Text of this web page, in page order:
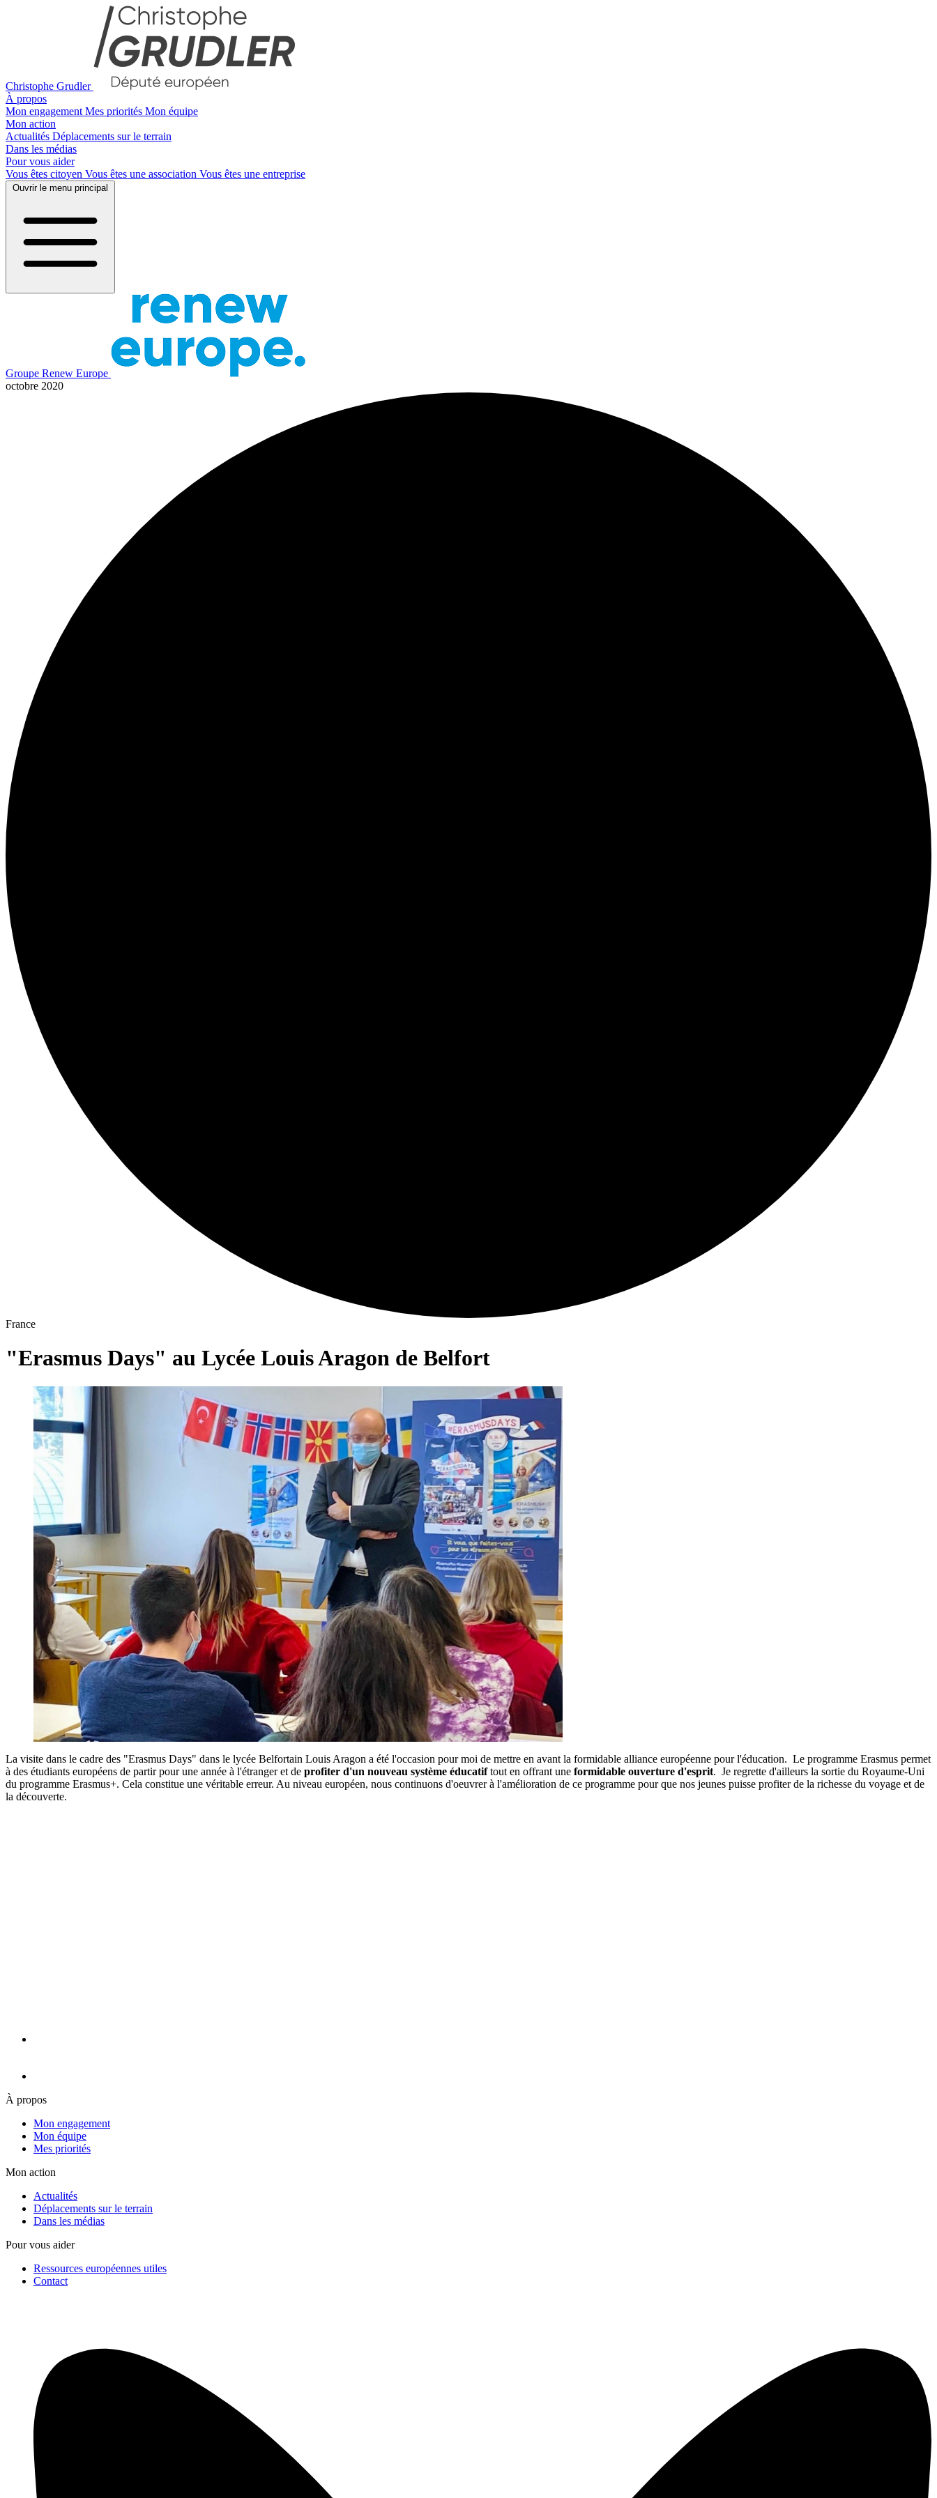
Christophe Grudler
À propos
Mon engagement Mes priorités Mon équipe
Mon action
Actualités Déplacements sur le terrain
Dans les médias
Pour vous aider
Vous êtes citoyen Vous êtes une association Vous êtes une entreprise
Ouvrir le menu principal
Groupe Renew Europe
octobre 2020
France
"Erasmus Days" au Lycée Louis Aragon de Belfort
La visite dans le cadre des "Erasmus Days" dans le lycée Belfortain Louis Aragon a été l'occasion pour moi de mettre en avant la formidable alliance européenne pour l'éducation. Le programme Erasmus permet
à des étudiants européens de partir pour une année à l'étranger et de profiter d'un nouveau système éducatiftout en offrant une formidable ouverture d'esprit. Je regrette d'ailleurs la sortie du Royaume-Uni
du programme Erasmus+. Cela constitue une véritable erreur. Au niveau européen, nous continuons d'oeuvrer à l'amélioration de ce programme pour que nos jeunes puisse profiter de la richesse du voyage et de
la découverte.
À propos
Mon engagement
Mon équipe
Mes priorités
Mon action
Actualités
Déplacements sur le terrain
Dans les médias
Pour vous aider
Ressources européennes utiles
Contact